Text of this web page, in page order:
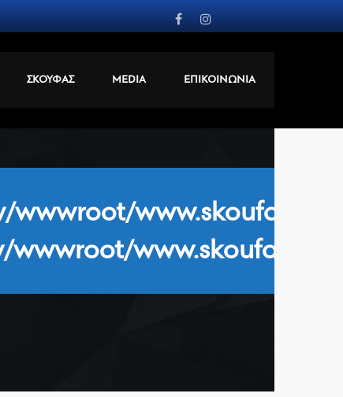
ΣΚΟΥΦΑΣ MEDIA ΕΠΙΚΟΙΝΩΝΙΑ
wwwroot/
wwwroot/